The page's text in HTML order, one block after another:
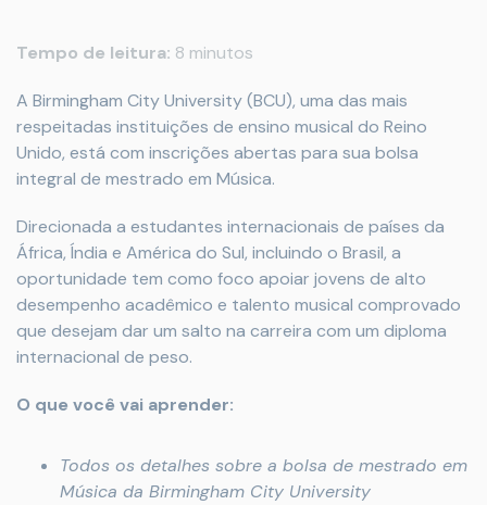
Tempo de leitura: 8 minutos
A Birmingham City University (BCU), uma das mais
respeitadas instituições de ensino musical do Reino
Unido, está com inscrições abertas para sua bolsa
integral de mestrado em Música.
Direcionada a estudantes internacionais de países da
África, Índia e América do Sul, incluindo o Brasil, a
oportunidade tem como foco apoiar jovens de alto
desempenho acadêmico e talento musical comprovado
que desejam dar um salto na carreira com um diploma
internacional de peso.
O que você vai aprender:
Todos os detalhes sobre a bolsa de mestrado em
Música da Birmingham City University